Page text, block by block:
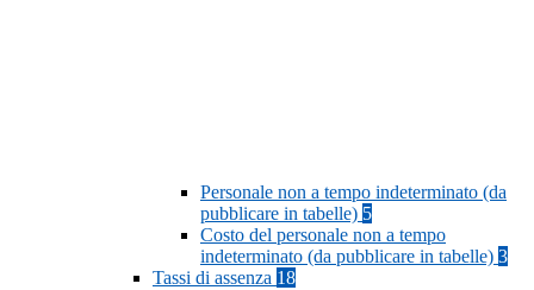
Personale non a tempo indeterminato (da
pubblicare in tabelle) 5
Costo del personale non a tempo
indeterminato (da pubblicare in tabelle) 3
Tassi di assenza 18